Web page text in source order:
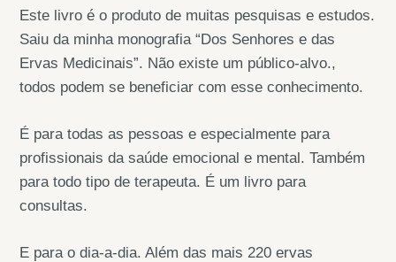
Este livro é o produto de muitas pesquisas e estudos.
Saiu da minha monografia “Dos Senhores e das
Ervas Medicinais”. Não existe um público-alvo.,
todos podem se beneficiar com esse conhecimento.
É para todas as pessoas e especialmente para
profissionais da saúde emocional e mental. Também
para todo tipo de terapeuta. É um livro para
consultas.
E para o dia-a-dia. Além das mais 220 ervas